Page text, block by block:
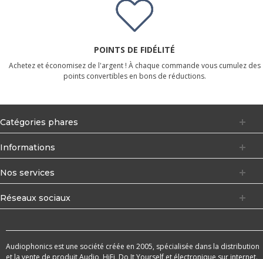
POINTS DE FIDÉLITÉ
Achetez et économisez de l'argent ! À chaque commande vous cumulez des
points convertibles en bons de réductions.
Catégories phares
Informations
Nos services
Réseaux sociaux
Audiophonics est une société créée en 2005, spécialisée dans la distribution
et la vente de produit Audio, HiFi, Do It Yourself et électronique sur internet.